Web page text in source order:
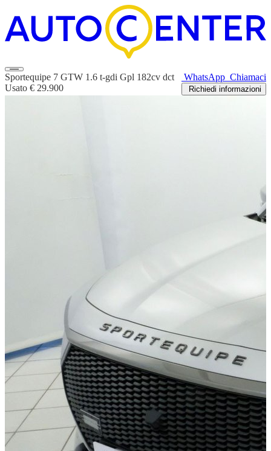
Sportequipe 7 GTW 1.6 t-gdi Gpl 182cv dct
Usato € 29.900
WhatsApp Chiamaci
Richiedi informazioni